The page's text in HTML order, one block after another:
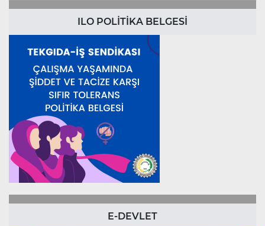
ILO POLİTİKA BELGESİ
E-DEVLET